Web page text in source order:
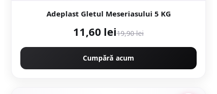
Adeplast Gletul Meseriasului 5 KG
11,60 lei19,90 lei
Cumpără acum